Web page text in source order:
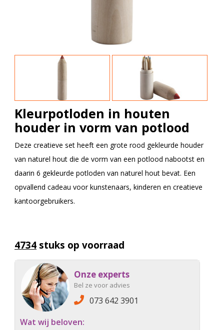
Kleurpotloden in houten
houder in vorm van potlood
Deze creatieve set heeft een grote rood gekleurde houder
van naturel hout die de vorm van een potlood nabootst en
daarin 6 gekleurde potloden van naturel hout bevat. Een
opvallend cadeau voor kunstenaars, kinderen en creatieve
kantoorgebruikers.
4734 stuks op voorraad
Onze experts
Bel ze voor advies
073 642 3901
Wat wij beloven: